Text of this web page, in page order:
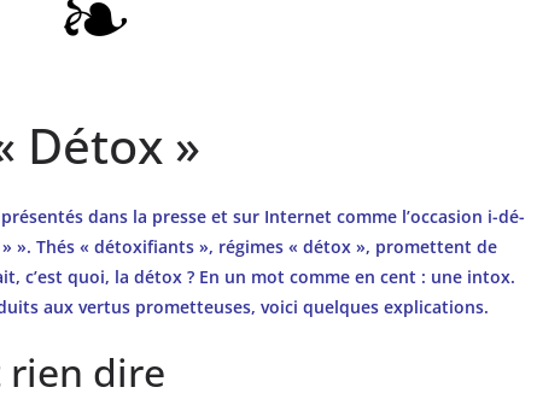
Détox »
dans la presse et sur Internet comme l’occasion i-dé-
». Thés « détoxifiants », régimes « détox », promettent de
c’est quoi, la détox ? En un mot comme en cent : une intox.
aux vertus prometteuses, voici quelques explications.
rien dire